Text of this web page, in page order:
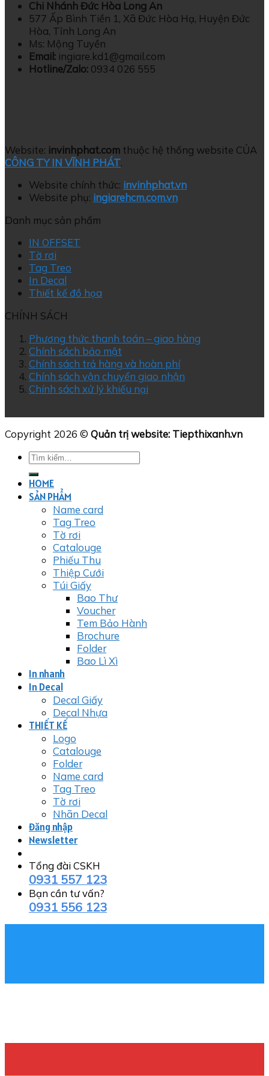
Chi Nhánh Đức Hòa Long An
577 Ấp Bình Tiền 1, Xã Đức Hòa Hạ, Huyện Đức
Hòa, Tỉnh Long An
Ms: Mộng Tuyền
Email: ingiare.kd1@gmail.com
Hotline/Zalo: 0934 026 555
Website: invinhphat.com thuộc hệ thống website CỦA
CÔNG TY IN VĨNH PHÁT.
Website chính thức: invinhphat.vn
Website phụ: ingiarehcm.com.vn
Danh mục sản phẩm
IN OFFSET
Tờ rơi
Tag Treo
In Decal
Thiết kế đồ họa
CHÍNH SÁCH
Phương thức thanh toán – giao hàng
Chính sách bảo mật
Chính sách trả hàng và hoàn phí
Chính sách vận chuyển giao nhận
Chính sách xử lý khiếu nại
Copyright 2026 © Quản trị website: Tiepthixanh.vn
Tìm
kiếm:
HOME
SẢN PHẨM
Name card
Tag Treo
Tờ rơi
Catalouge
Phiếu Thu
Thiệp Cưới
Túi Giấy
Bao Thư
Voucher
Tem Bảo Hành
Brochure
Folder
Bao Lì Xì
In nhanh
In Decal
Decal Giấy
Decal Nhựa
THIẾT KẾ
Logo
Catalouge
Folder
Name card
Tag Treo
Tờ rơi
Nhãn Decal
Đăng nhập
Newsletter
Tổng đài CSKH
0931 557 123
Bạn cần tư vấn?
0931 556 123